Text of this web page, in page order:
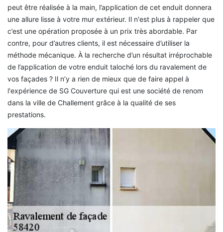
peut être réalisée à la main, l’application de cet enduit donnera
une allure lisse à votre mur extérieur. Il n'est plus à rappeler que
c’est une opération proposée à un prix très abordable. Par
contre, pour d’autres clients, il est nécessaire d’utiliser la
méthode mécanique. À la recherche d’un résultat irréprochable
de l’application de votre enduit taloché lors du ravalement de
vos façades ? Il n’y a rien de mieux que de faire appel à
l'expérience de SG Couverture qui est une société de renom
dans la ville de Challement grâce à la qualité de ses
prestations.